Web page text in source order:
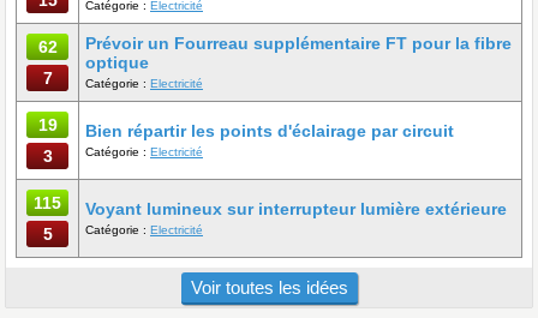
Catégorie : Electricité
62
7
Prévoir un Fourreau supplémentaire FT pour la fibre
optique
Catégorie : Electricité
19
3
Bien répartir les points d'éclairage par circuit
Catégorie : Electricité
115
5
Voyant lumineux sur interrupteur lumière extérieure
Catégorie : Electricité
Voir toutes les idées